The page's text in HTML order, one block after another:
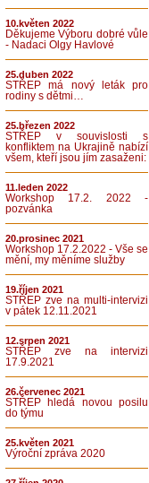
10.květen 2022
Děkujeme Výboru dobré vůle
- Nadaci Olgy Havlové
25.duben 2022
STŘEP má nový leták pro
rodiny s dětmi…
25.březen 2022
STŘEP v souvislosti s
konfliktem na Ukrajině nabízí
všem, kteří jsou jím zasaženi:
11.leden 2022
Workshop 17.2. 2022 -
pozvánka
20.prosinec 2021
Workshop 17.2.2022 - Vše se
mění, my měníme služby
19.říjen 2021
STŘEP zve na multi-intervizi
v pátek 12.11.2021
12.srpen 2021
STŘEP zve na intervizi
17.9.2021
26.červenec 2021
STŘEP hledá novou posilu
do týmu
25.květen 2021
Výroční zpráva 2020